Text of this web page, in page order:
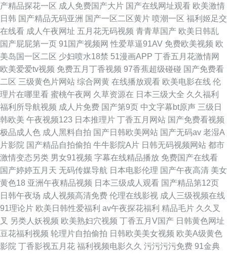
产精品探花一区 成人免费国产大片 国产在线网址观看 欧美激情
日韩 国产精品无码亚洲 国产一区二区黄片 喷潮一区 福利姬足交
在线看 成人午夜网址 五月花无码视频 青青草国产 欧美日韩乱
国产屁屁第一页 91国产视频网 性爱草逼91AV 免费欧美视频 欧
美岛国一区二区 少妇喷水18禁 51漫画APP 丁香五月花激情网
欧美爱爱tv视频 免费五月丁香视频 97香蕉超级碰碰 国产免费看
二区 三级黄色片网站 综合网黄 在线播放观看 欧美电影在线 伦
理片在哪里看 蜜桃午夜网 久草资源在 日本三级大全 久久福利
福利所导航视频 成人片免费 国产第9页 中文字幕bt原声 三级日
韩欧美 午夜视频123 日本推理片 丁香五月网站 国产免费看视频
极品成人色 成人黑料自拍 国产日韩欧美网站 国产无码av 老湿A
片影院 国产精品自拍偷拍 牛牛影院A片 日韩无码视频网站 都市
激情变态另类 男女91视频 字幕在线精品播放 免费国产在线看
国产婷婷五月天 无码传媒导航 日本电影伦理 国产午夜高清 美女
黄色18 亚洲午夜精品视频 日本三级成人观看 国产精品第12页
日韩午夜场 成人视频高清免费 伦理在线影视 成人三级视频在线
91理论片 欧美日韩性爱福利 av午夜探花福利 精品毛片 久久叉
叉 另类人妖视频 欧美熟妇穴视频 丁香五月V国产 日韩黄色网址
豆花福利视频 轮理片自拍偷拍 日韩欧美美女视频 欧美A级黄色
影院 丁香影视五月花 福利视频电影久久 污污污污免费 91金典